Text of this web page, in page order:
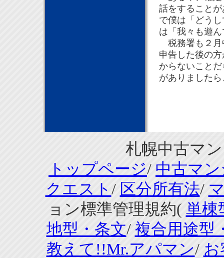
話をすること
で僕は「どう
は「我々も遊
税務署も２月
申告した後の
からないこと
がありました
札幌中古マ
トップページ/ 中古マ
クエスト / 区分所有法/
ョン標準管理規約( 単棟
地型・条文/ 複合用途型
教えて!!Mr.アパマン/ お